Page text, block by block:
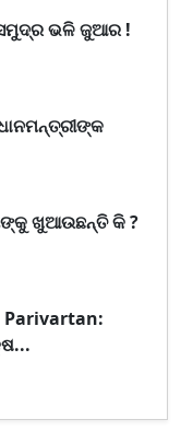
ଭଳି ଜୁଆର !
ଖୁଆଉଛନ୍ତି କି ?